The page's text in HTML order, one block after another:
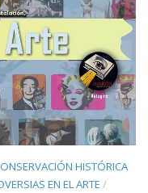
HISTÓRICA
EN EL ARTE /